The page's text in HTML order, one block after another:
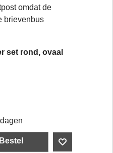
omdat de
brievenbus
set rond, ovaal
Bestel